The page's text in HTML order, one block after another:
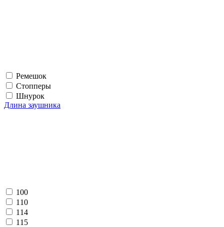
Ремешок
Стопперы
Шнурок
Длина заушника
100
110
114
115